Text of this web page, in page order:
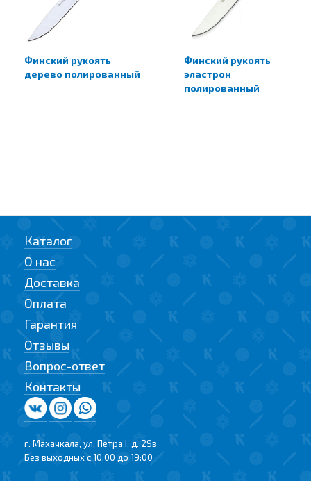
Финский рукоять
дерево полированный
Финский рукоять
эластрон
полированный
Каталог
О нас
Доставка
Оплата
Гарантия
Отзывы
Вопрос-ответ
Контакты
г. Махачкала, ул. Петра I, д. 29в
Без выходных с 10:00 до 19:00